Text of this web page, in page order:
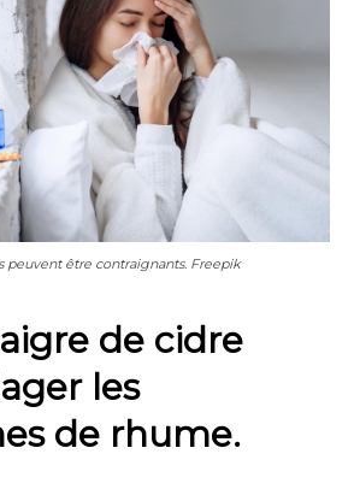
peuvent être contraignants. Freepik
de cidre
les
de rhume.